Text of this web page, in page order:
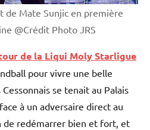
de Mate Sunjic en première
@Crédit Photo JRS
de la Liqui Moly Starligue
pour vivre une belle
se tenait au Palais
à un adversaire direct au
de redémarrer bien et fort, et